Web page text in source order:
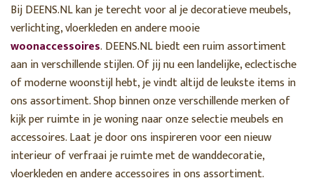
Bij DEENS.NL kan je terecht voor al je decoratieve meubels,
verlichting, vloerkleden en andere mooie
woonaccessoires. DEENS.NL biedt een ruim assortiment
aan in verschillende stijlen. Of jij nu een landelijke, eclectische
of moderne woonstijl hebt, je vindt altijd de leukste items in
ons assortiment. Shop binnen onze verschillende merken of
kijk per ruimte in je woning naar onze selectie meubels en
accessoires. Laat je door ons inspireren voor een nieuw
interieur of verfraai je ruimte met de wanddecoratie,
vloerkleden en andere accessoires in ons assortiment.